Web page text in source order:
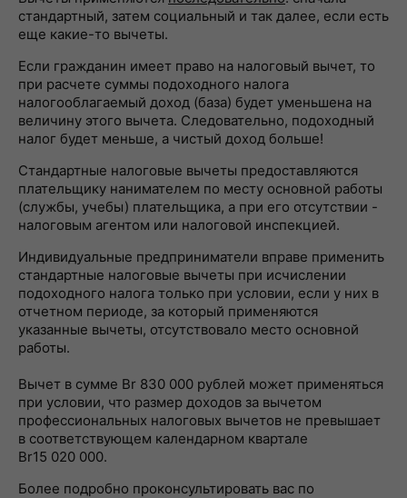
стандартный, затем социальный и так далее, если есть
еще какие-то вычеты.
Если гражданин имеет право на налоговый вычет, то
при расчете суммы подоходного налога
налогооблагаемый доход (база) будет уменьшена на
величину этого вычета. Следовательно, подоходный
налог будет меньше, а чистый доход больше!
Стандартные налоговые вычеты предоставляются
плательщику нанимателем по месту основной работы
(службы, учебы) плательщика, а при его отсутствии -
налоговым агентом или налоговой инспекцией.
Индивидуальные предприниматели вправе применить
стандартные налоговые вычеты при исчислении
подоходного налога только при условии, если у них в
отчетном периоде, за который применяются
указанные вычеты, отсутствовало место основной
работы.
Вычет в сумме Br 830 000 рублей может применяться
при условии, что размер доходов за вычетом
профессиональных налоговых вычетов не превышает
в соответствующем календарном квартале
Br15 020 000.
Более подробно проконсультировать вас по